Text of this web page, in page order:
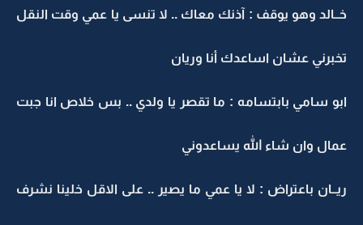
خــالد وهو يوقف : آذنك معاك .. لا تنسى يا عمي وقت النقل
تخبرني عشان اساعدك أنا وريان
ابو سامي بابتسامه : ما تقصر يا ولدي .. بس خلاص انا جبت
عمال وان شاء الله يساعدوني
ريــان باعتراض : لا يا عمي ما يصير .. على الاقل خلينا نشرف